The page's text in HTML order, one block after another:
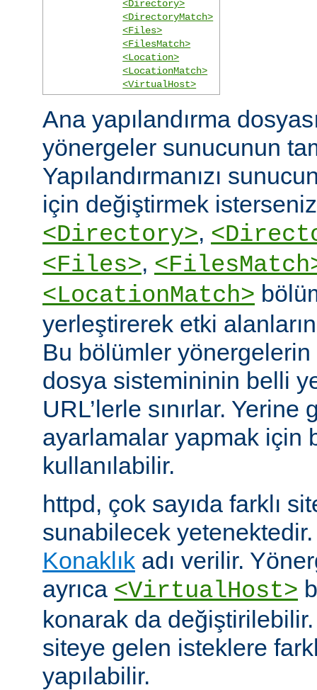
<Directory>
<DirectoryMatch>
<Files>
<FilesMatch>
<Location>
<LocationMatch>
<VirtualHost>
Ana yapılandırma
yönergeler sunucunun
Yapılandırmanızı
için değiştirmek
<Directory>,
<Files>,
<LocationMatch>
yerleştirerek etki
Bu bölümler yönergelerin
dosya sistemininin belli
URL’lerle sınırlar.
ayarlamalar yapmak için
kullanılabilir.
httpd, çok sayıda farklı
sunabilecek
Konaklık adı verilir.
ayrıca <VirtualHost>
konarak da
siteye gelen isteklere
yapılabilir.